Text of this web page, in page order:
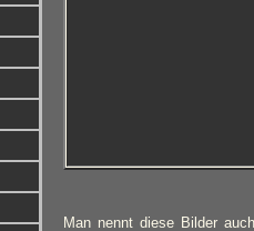
Man nennt diese Bilder